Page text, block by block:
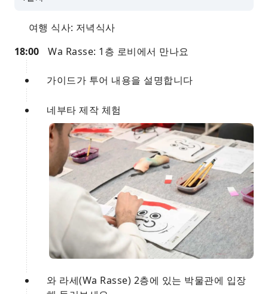
여행 식사: 저녁식사
18:00
Wa Rasse: 1층 로비에서 만나요
가이드가 투어 내용을 설명합니다
네부타 제작 체험
와 라세(Wa Rasse) 2층에 있는 박물관에 입장